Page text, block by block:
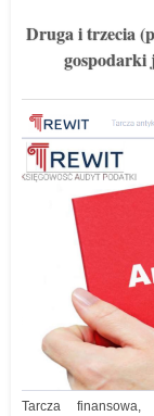
Druga i trzecia
gospodarki
Tarcza